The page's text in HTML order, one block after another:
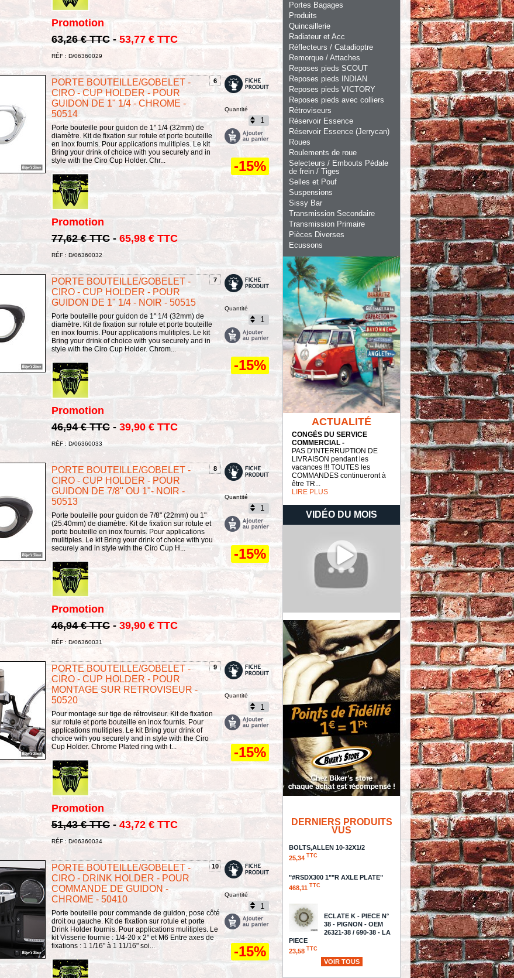
Promotion
63,26 € TTC - 53,77 € TTC
RÉF : D/06360029
6
PORTE BOUTEILLE/GOBELET -
CIRO - CUP HOLDER - POUR
GUIDON DE 1" 1/4 - CHROME -
50514
Porte bouteille pour guidon de 1" 1/4 (32mm) de
diamètre. Kit de fixation sur rotule et porte bouteille
en inox fournis. Pour applications mulitiples. Le kit
Bring your drink of choice with you securely and in
style with the Ciro Cup Holder. Chr...
Promotion
77,62 € TTC - 65,98 € TTC
RÉF : D/06360032
Quantité
-15%
7
PORTE BOUTEILLE/GOBELET -
CIRO - CUP HOLDER - POUR
GUIDON DE 1" 1/4 - NOIR - 50515
Porte bouteille pour guidon de 1" 1/4 (32mm) de
diamètre. Kit de fixation sur rotule et porte bouteille
en inox fournis. Pour applications mulitiples. Le kit
Bring your drink of choice with you securely and in
style with the Ciro Cup Holder. Chrom...
Promotion
46,94 € TTC - 39,90 € TTC
RÉF : D/06360033
Quantité
-15%
8
PORTE BOUTEILLE/GOBELET -
CIRO - CUP HOLDER - POUR
GUIDON DE 7/8" OU 1"- NOIR -
50513
Porte bouteille pour guidon de 7/8" (22mm) ou 1"
(25.40mm) de diamètre. Kit de fixation sur rotule et
porte bouteille en inox fournis. Pour applications
mulitiples. Le kit Bring your drink of choice with you
securely and in style with the Ciro Cup H...
Promotion
46,94 € TTC - 39,90 € TTC
RÉF : D/06360031
Quantité
-15%
9
PORTE BOUTEILLE/GOBELET -
CIRO - CUP HOLDER - POUR
MONTAGE SUR RETROVISEUR -
50520
Pour montage sur tige de rétroviseur. Kit de fixation
sur rotule et porte bouteille en inox fournis. Pour
applications mulitiples. Le kit Bring your drink of
choice with you securely and in style with the Ciro
Cup Holder. Chrome Plated ring with t...
Promotion
51,43 € TTC - 43,72 € TTC
RÉF : D/06360034
Quantité
-15%
10
PORTE BOUTEILLE/GOBELET -
CIRO - DRINK HOLDER - POUR
COMMANDE DE GUIDON -
CHROME - 50410
Porte bouteille pour commande de guidon, pose côté
droit ou gauche. Kit de fixation sur rotule et porte
Drink Holder fournis. Pour applications mulitiples. Le
kit Visserie fournie : 1/4-20 x 2" et M6 Entre axes de
fixations : 1 1/16" à 1 11/16" soi...
Quantité
-15%
Portes Bagages
Produits
Quincaillerie
Radiateur et Acc
Réflecteurs / Catadioptre
Remorque / Attaches
Reposes pieds SCOUT
Reposes pieds INDIAN
Reposes pieds VICTORY
Reposes pieds avec colliers
Rétroviseurs
Réservoir Essence
Réservoir Essence (Jerrycan)
Roues
Roulements de roue
Selecteurs / Embouts Pédale
de frein / Tiges
Selles et Pouf
Suspensions
Sissy Bar
Transmission Secondaire
Transmission Primaire
Pièces Diverses
Ecussons
ACTUALITÉ
CONGÉS DU SERVICE
COMMERCIAL -
PAS D'INTERRUPTION DE
LIVRAISON pendant les
vacances !!! TOUTES les
COMMANDES continueront à
être TR...
LIRE PLUS
VIDÉO DU MOIS
DERNIERS PRODUITS
VUS
BOLTS,ALLEN 10-32X1/2
25,34 TTC
"#RSDX300 1""R AXLE PLATE"
468,11 TTC
ECLATE K - PIECE N°
38 - PIGNON - OEM
26321-38 / 690-38 - LA
PIECE
23,58 TTC
VOIR TOUS